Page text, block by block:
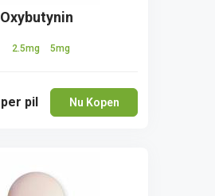
Oxybutynin
2.5mg 5mg
per pil Nu Kopen